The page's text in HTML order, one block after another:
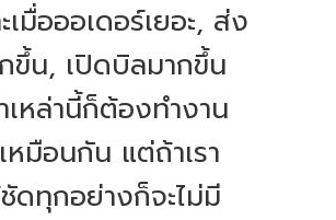
เมื่อออเดอร์เยอะ, ส่ง
ขึ้น, เปิดบิลมากขึ้น
เหล่านี้ก็ต้องทำงาน
หมือนกัน แต่ถ้าเรา
ดทุกอย่างก็จะไม่มี